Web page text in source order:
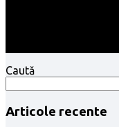
Caută
Articole recente